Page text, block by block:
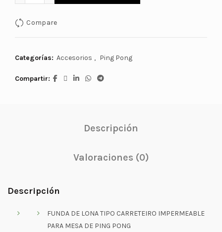
Compare
Categorías: Accesorios , Ping Pong
Compartir
Descripción
Valoraciones (0)
Descripción
FUNDA DE LONA TIPO CARRETEIRO IMPERMEABLE
PARA MESA DE PING PONG